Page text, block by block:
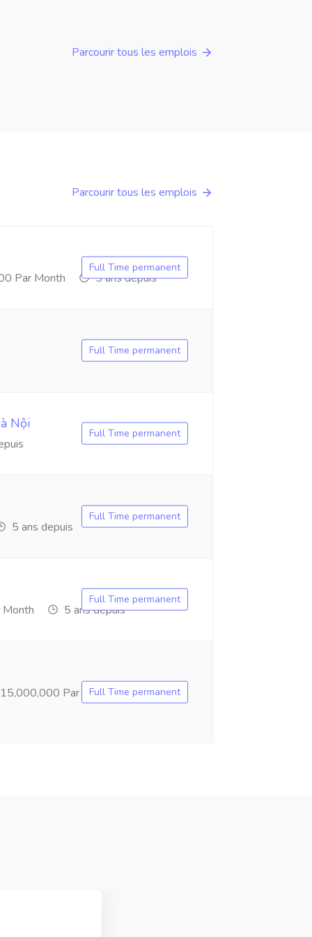
Parcourir tous les emplois
Parcourir tous les emplois
Par Month 5 ans depuis
Full Time permanent
Full Time permanent
Nội
Full Time permanent
5 ans depuis
Full Time permanent
5 ans depuis
Full Time permanent
Par MonthFull Time permanent